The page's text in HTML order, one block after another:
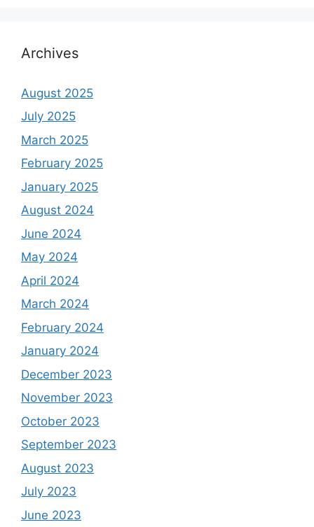
Archives
August 2025
July 2025
March 2025
February 2025
January 2025
August 2024
June 2024
May 2024
April 2024
March 2024
February 2024
January 2024
December 2023
November 2023
October 2023
September 2023
August 2023
July 2023
June 2023